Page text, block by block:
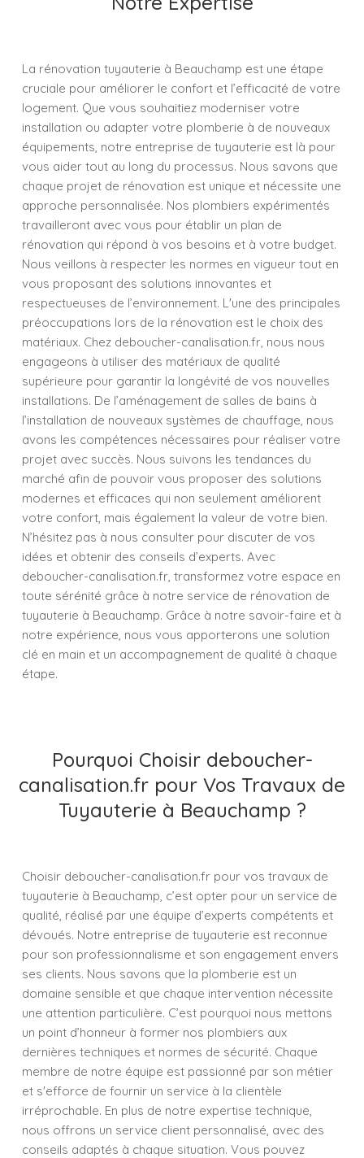
La rénovation tuyauterie à Beauchamp est une étape
cruciale pour améliorer le confort et l’efficacité de votre
logement. Que vous souhaitiez moderniser votre
installation ou adapter votre plomberie à de nouveaux
équipements, notre entreprise de tuyauterie est là pour
vous aider tout au long du processus. Nous savons que
chaque projet de rénovation est unique et nécessite une
approche personnalisée. Nos plombiers expérimentés
travailleront avec vous pour établir un plan de
rénovation qui répond à vos besoins et à votre budget.
Nous veillons à respecter les normes en vigueur tout en
vous proposant des solutions innovantes et
respectueuses de l’environnement. L'une des principales
préoccupations lors de la rénovation est le choix des
matériaux. Chez deboucher-canalisation.fr, nous nous
engageons à utiliser des matériaux de qualité
supérieure pour garantir la longévité de vos nouvelles
installations. De l’aménagement de salles de bains à
l’installation de nouveaux systèmes de chauffage, nous
avons les compétences nécessaires pour réaliser votre
projet avec succès. Nous suivons les tendances du
marché afin de pouvoir vous proposer des solutions
modernes et efficaces qui non seulement améliorent
votre confort, mais également la valeur de votre bien.
N’hésitez pas à nous consulter pour discuter de vos
idées et obtenir des conseils d’experts. Avec
deboucher-canalisation.fr, transformez votre espace en
toute sérénité grâce à notre service de rénovation de
tuyauterie à Beauchamp. Grâce à notre savoir-faire et à
notre expérience, nous vous apporterons une solution
clé en main et un accompagnement de qualité à chaque
étape.
Pourquoi Choisir deboucher-
canalisation.fr pour Vos Travaux de
Tuyauterie à Beauchamp ?
Choisir deboucher-canalisation.fr pour vos travaux de
tuyauterie à Beauchamp, c’est opter pour un service de
qualité, réalisé par une équipe d’experts compétents et
dévoués. Notre entreprise de tuyauterie est reconnue
pour son professionnalisme et son engagement envers
ses clients. Nous savons que la plomberie est un
domaine sensible et que chaque intervention nécessite
une attention particulière. C’est pourquoi nous mettons
un point d’honneur à former nos plombiers aux
dernières techniques et normes de sécurité. Chaque
membre de notre équipe est passionné par son métier
et s'efforce de fournir un service à la clientèle
irréprochable. En plus de notre expertise technique,
nous offrons un service client personnalisé, avec des
conseils adaptés à chaque situation. Vous pouvez